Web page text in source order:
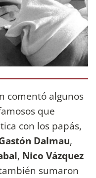
comentó algunos
que
con los papás,
Dalmau,
, Nico Vázquez
sumaron